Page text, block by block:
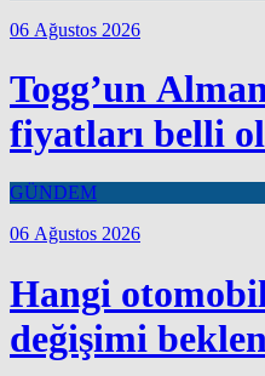
06 Ağustos 2026
Togg’un
fiyatları belli
GÜNDEM
06 Ağustos 2026
Hangi
değişimi